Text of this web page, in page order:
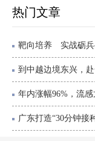
热门文章
靶向培养 实战砺
到中越边境东兴，
年内涨幅96%，流
广东打造“30分钟接